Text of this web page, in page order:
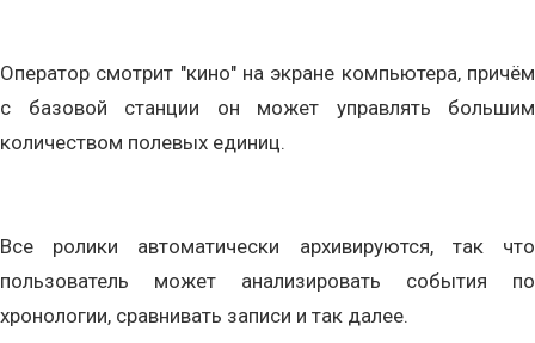
Оператор смотрит "кино" на экране компьютера, причём
с базовой станции он может управлять большим
количеством полевых единиц.
Все ролики автоматически архивируются, так что
пользователь может анализировать события по
хронологии, сравнивать записи и так далее.